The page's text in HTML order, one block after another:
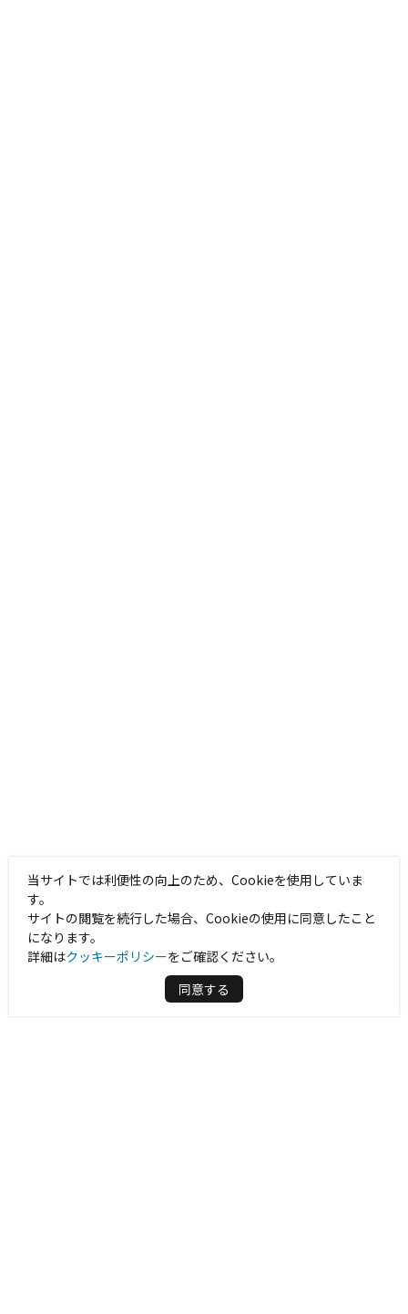
当サイトでは利便性の向上のため、Cookieを使用していま
す。
サイトの閲覧を続行した場合、Cookieの使用に同意したこと
になります。
詳細はクッキーポリシーをご確認ください。
同意する